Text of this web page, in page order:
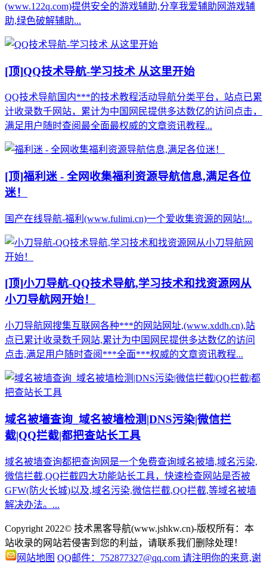
(www.122q.com)提供安全的游戏辅助,分享我爱辅助网游戏辅
助,绿色破解辅助...
[顶]QQ技术导航-学习技术 从这里开始
QQ技术导航国内***的技术教程活动导航分类平台，站点已累
计收录数千网站，累计为中国网民提供多达数亿的访问点击，
满足用户随时查阅最全面最权威的文章资讯教程...
[顶]福利迷 - 全网收集福利资源导航信息,满足各位
迷！
国产在线导航-福利(www.fulimi.cn)一个爱收集资源的网站!...
[顶]小刀导航-QQ技术导航,学习技术和找资源网从
小刀导航网开始！
小刀导航网搜集互联网各种***的网站网址,(www.xddh.cn),站
点已累计收录数千网站,累计为中国网民提供多达数亿的访问
点击,满足用户随时查阅***全面***权威的文章资讯教程...
域名被墙查询_域名被墙检测|DNS污染|微信拦
截|QQ拦截|都把查站长工具
域名被墙查询都把查询网是一个免费查询域名被墙,域名污染,
微信拦截,QQ拦截四大功能站长工具，快速检查网站是否被
GFW(防火长城)以及,域名污染,微信拦截,QQ拦截,等域名被墙
解决办法。...
Copyright 2022© 技术黑客导航(www.jshkw.cn)-版权所有：本
站收录的网站若侵害到您的利益，请联系我们删除处理！
网站地图 QQ邮件：752877327@qq.com 请注明你的来意,谢